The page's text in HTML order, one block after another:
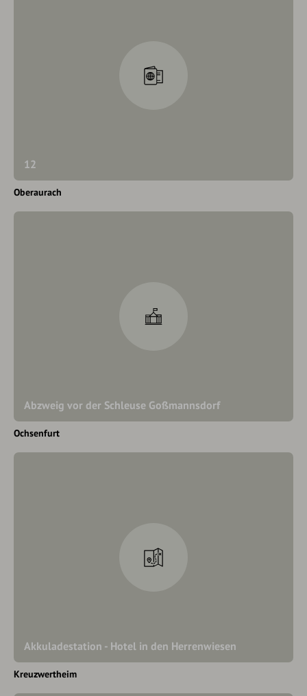
12
Oberaurach
Abzweig vor der Schleuse Goßmannsdorf
Ochsenfurt
Akkuladestation - Hotel in den Herrenwiesen
Kreuzwertheim